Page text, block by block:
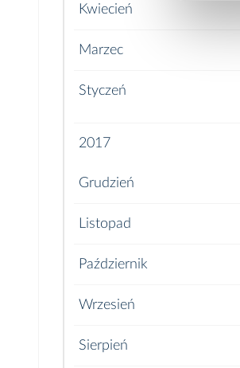
Kwiecień
Marzec
Styczeń
2017
Grudzień
Listopad
Październik
Wrzesień
Sierpień